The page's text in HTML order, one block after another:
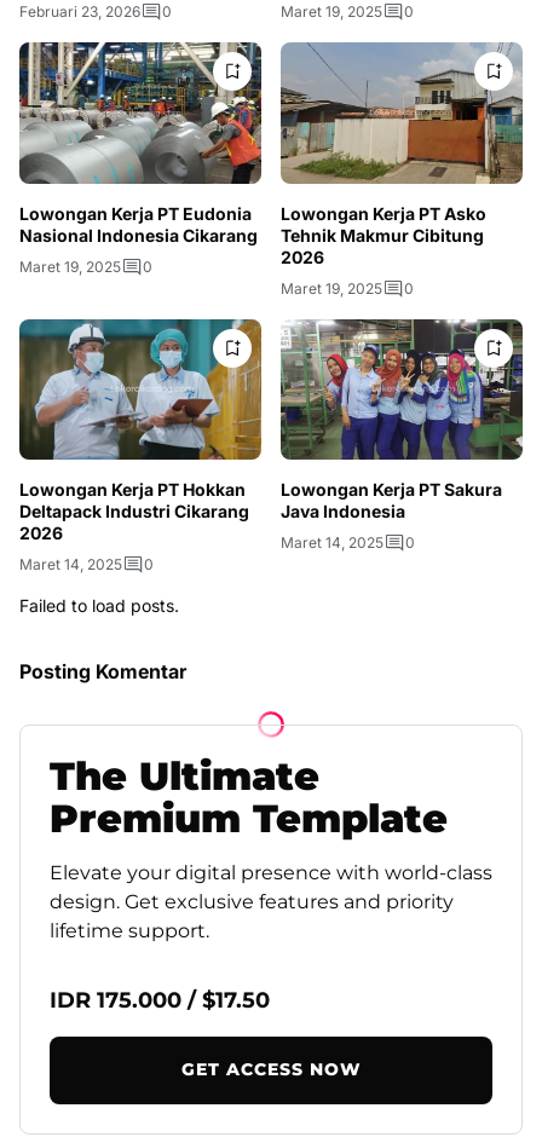
Februari 23, 2026 0 Maret 19, 2025 0
Lowongan Kerja PT Eudonia
Nasional Indonesia Cikarang
Maret 19, 2025 0
Lowongan Kerja PT Asko
Tehnik Makmur Cibitung
2026
Maret 19, 2025 0
Lowongan Kerja PT Hokkan
Deltapack Industri Cikarang
2026
Maret 14, 2025 0
Lowongan Kerja PT Sakura
Java Indonesia
Maret 14, 2025 0
Failed to load posts.
Posting Komentar
The Ultimate
Premium Template
Elevate your digital presence with world-class
design. Get exclusive features and priority
lifetime support.
IDR 175.000 / $17.50
GET ACCESS NOW